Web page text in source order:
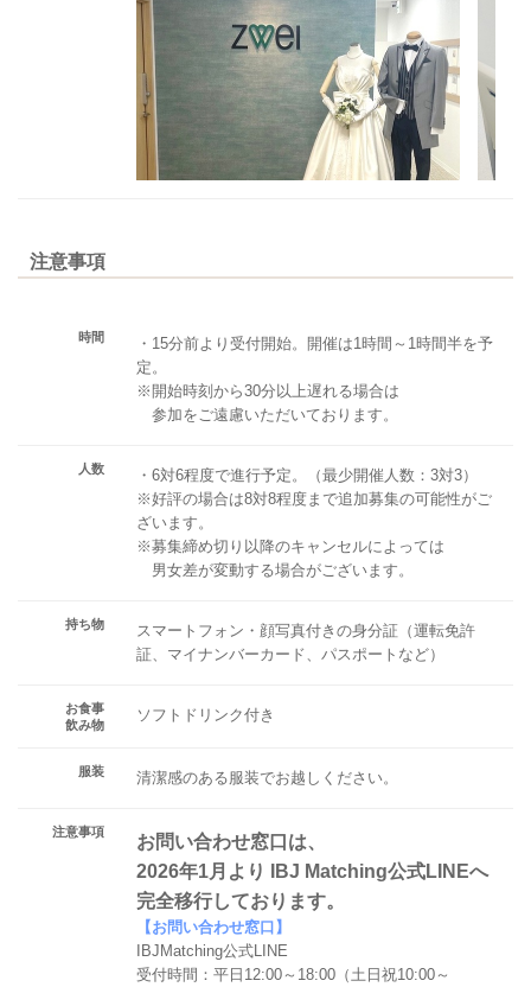
注意事項
時間
・15分前より受付開始。開催は1時間～1時間半を予
定。
※開始時刻から30分以上遅れる場合は
参加をご遠慮いただいております。
人数
・6対6程度で進行予定。（最少開催人数：3対3）
※好評の場合は8対8程度まで追加募集の可能性がご
ざいます。
※募集締め切り以降のキャンセルによっては
男女差が変動する場合がございます。
持ち物
スマートフォン・顔写真付きの身分証（運転免許
証、マイナンバーカード、パスポートなど）
お食事
飲み物
ソフトドリンク付き
服装 清潔感のある服装でお越しください。
注意事項
お問い合わせ窓口は、
2026年1月より IBJ Matching公式LINEへ
完全移行しております。
【お問い合わせ窓口】
IBJMatching公式LINE
受付時間：平日12:00～18:00（土日祝10:00～